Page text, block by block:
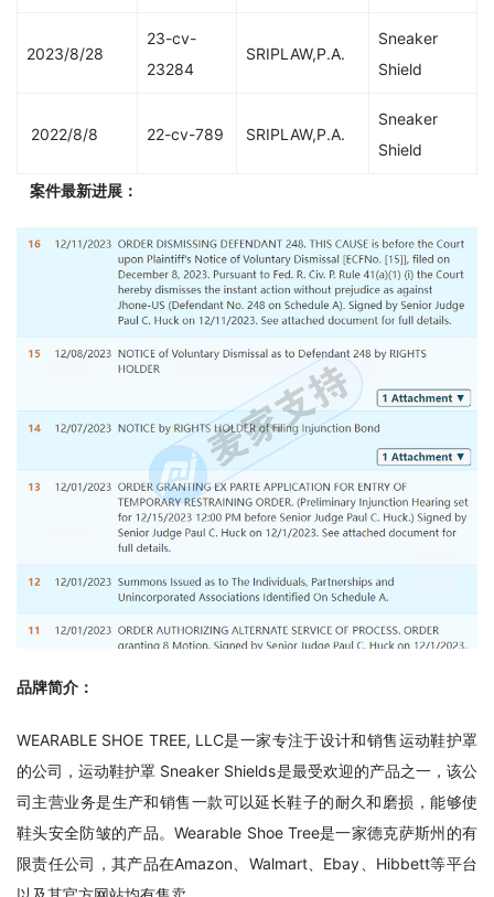
2023/8/28
23-cv-
23284
SRIPLAW,P.A.
Sneaker
Shield
2022/8/8 22-cv-789 SRIPLAW,P.A.
Sneaker
Shield
案件最新进展：
品牌简介：
WEARABLE SHOE TREE, LLC是一家专注于设计和销售运动鞋护罩
的公司，运动鞋护罩 Sneaker Shields是最受欢迎的产品之一，该公
司主营业务是生产和销售一款可以延长鞋子的耐久和磨损，能够使
鞋头安全防皱的产品。Wearable Shoe Tree是一家德克萨斯州的有
限责任公司，其产品在Amazon、Walmart、Ebay、Hibbett等平台